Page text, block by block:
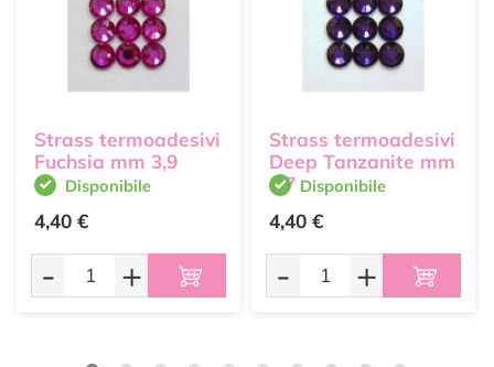
Strass termoadesivi
Fuchsia mm 3,9
Disponibile
4,40 €
- +
Strass termoadesivi
Deep Tanzanite mm
4,7 Disponibile
4,40 €
- +